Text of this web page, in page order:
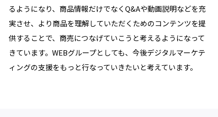
るようになり、商品情報だけでなくQ&Aや動画説明などを充
実させ、より商品を理解していただくためのコンテンツを提
供することで、商売につなげていこうと考えるようになって
きています。WEBグループとしても、今後デジタルマーケテ
ィングの支援をもっと行なっていきたいと考えています。